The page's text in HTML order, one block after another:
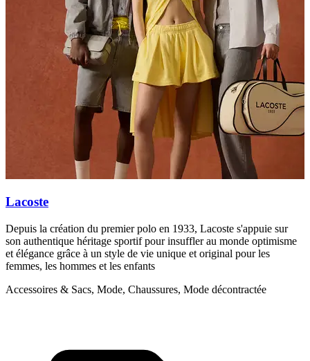
Lacoste
Depuis la création du premier polo en 1933, Lacoste s'appuie sur
son authentique héritage sportif pour insuffler au monde optimisme
et élégance grâce à un style de vie unique et original pour les
femmes, les hommes et les enfants
Accessoires & Sacs, Mode, Chaussures, Mode décontractée